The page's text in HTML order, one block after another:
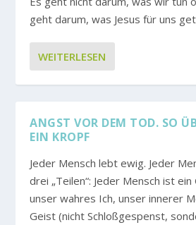
geht darum, was Jesus für uns
WEITERLESEN
ANGST VOR DEM TOD. SO
EIN KROPF
Jeder Mensch lebt ewig. Jeder
drei „Teilen“: Jeder Mensch ist
unser wahres Ich, unser innerer
Geist (nicht Schloßgespenst,